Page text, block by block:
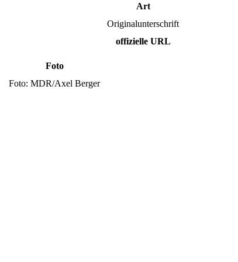
Art
Originalunterschrift
offizielle URL
Foto
Foto: MDR/Axel Berger